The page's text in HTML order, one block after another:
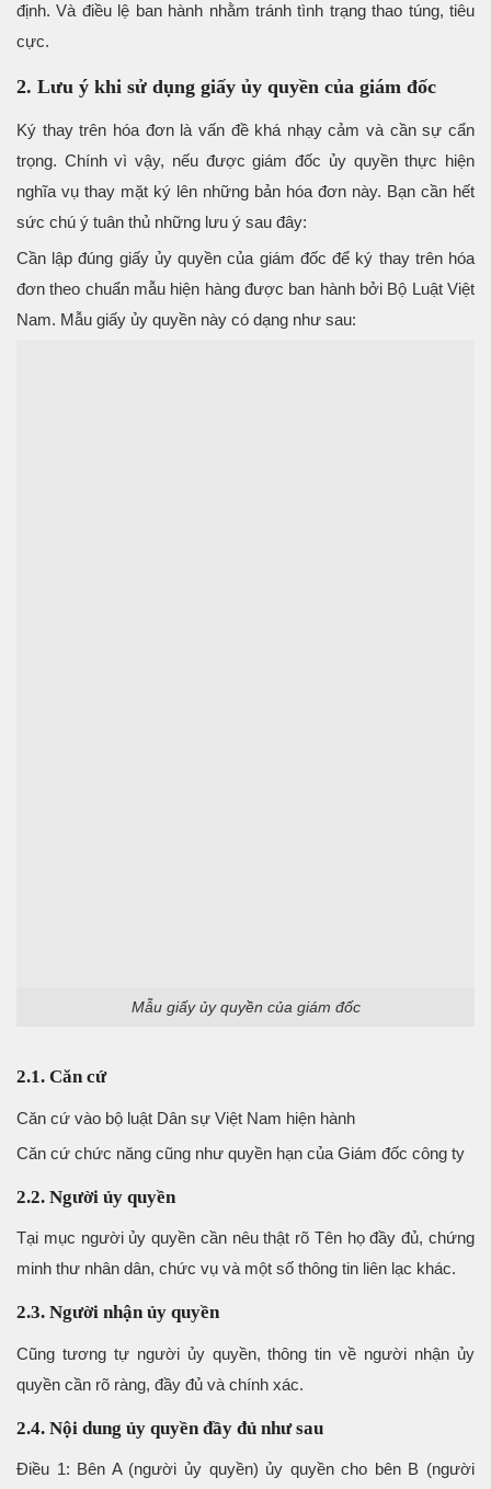
định. Và điều lệ ban hành nhằm tránh tình trạng thao túng, tiêu
cực.
2. Lưu ý khi sử dụng giấy ủy quyền của giám đốc
Ký thay trên hóa đơn là vấn đề khá nhạy cảm và cần sự cẩn
trọng. Chính vì vậy, nếu được giám đốc ủy quyền thực hiện
nghĩa vụ thay mặt ký lên những bản hóa đơn này. Bạn cần hết
sức chú ý tuân thủ những lưu ý sau đây:
Cần lập đúng giấy ủy quyền của giám đốc để ký thay trên hóa
đơn theo chuẩn mẫu hiện hàng được ban hành bởi Bộ Luật Việt
Nam. Mẫu giấy ủy quyền này có dạng như sau:
Mẫu giấy ủy quyền của giám đốc
2.1. Căn cứ
Căn cứ vào bộ luật Dân sự Việt Nam hiện hành
Căn cứ chức năng cũng như quyền hạn của Giám đốc công ty
2.2. Người ủy quyền
Tại mục người ủy quyền cần nêu thật rõ Tên họ đầy đủ, chứng
minh thư nhân dân, chức vụ và một số thông tin liên lạc khác.
2.3. Người nhận ủy quyền
Cũng tương tự người ủy quyền, thông tin về người nhận ủy
quyền cần rõ ràng, đầy đủ và chính xác.
2.4. Nội dung ủy quyền đầy đủ như sau
Điều 1: Bên A (người ủy quyền) ủy quyền cho bên B (người